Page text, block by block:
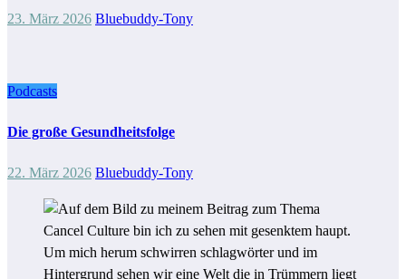
23. März 2026 Bluebuddy-Tony
Podcasts
Die große Gesundheitsfolge
22. März 2026 Bluebuddy-Tony